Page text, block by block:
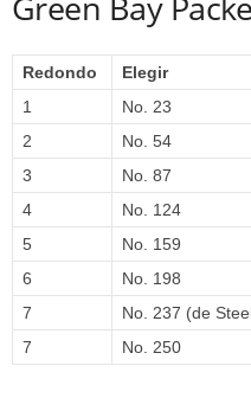
Redondo Elegir
1
No. 23
2
No. 54
3
No. 87
4
No. 124
5
No. 159
6
No. 198
7
No. 237 (de
7
No. 250